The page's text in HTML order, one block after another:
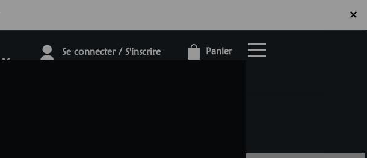
×
Se connecter / S'inscrire Panier
×